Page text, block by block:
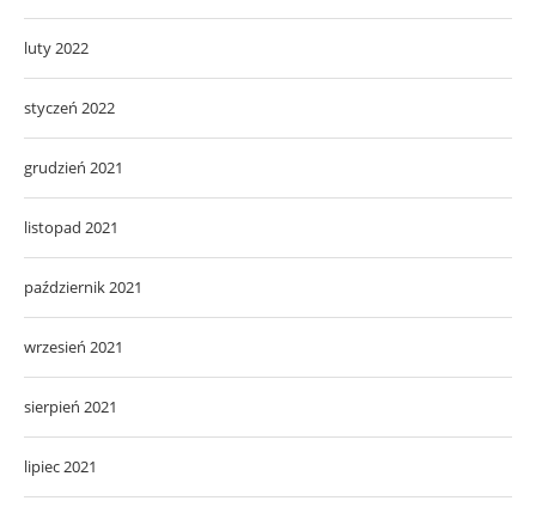
luty 2022
styczeń 2022
grudzień 2021
listopad 2021
październik 2021
wrzesień 2021
sierpień 2021
lipiec 2021